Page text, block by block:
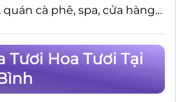
cà phê, spa, cửa hàng…
Tươi Hoa Tươi Tại